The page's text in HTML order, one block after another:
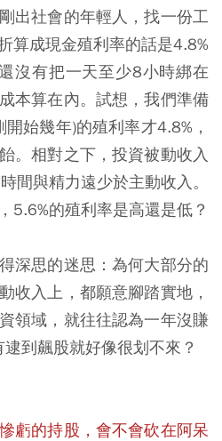
出社會的年輕人，找一份工
算成現金殖利率的話是4.8%
沒有把一天至少8小時綁在
本算在內。試想，我們準備
始幾年)的殖利率才4.8%，
。相對之下，投資被動收入
間與精力遠少於主動收入。
5.6%的殖利率是高還是低？
深思的迷思：為何大部分的
收入上，都願意腳踏實地，
領域，就往往認為一年沒賺
到飆股就好像很划不來？
虧的持股，會不會砍在阿呆